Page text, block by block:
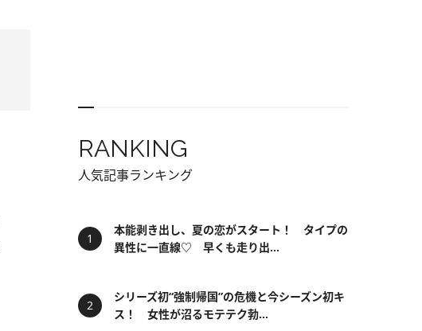
RANKING
人気記事ランキング
本能剥き出し、夏の恋がスタート！ タイプの
異性に一直線♡ 早くも走り出...
シリーズ初“強制帰国”の危機と今シーズン初キ
ス！ 女性が沼るモテテク勃...